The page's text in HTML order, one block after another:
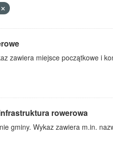
zawiera miejsce początkowe i
rowerowa
gminy. Wykaz zawiera m.in.